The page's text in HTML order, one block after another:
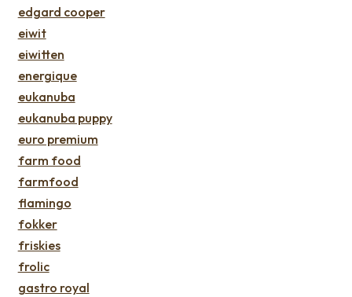
edgard cooper
eiwit
eiwitten
energique
eukanuba
eukanuba puppy
euro premium
farm food
farmfood
flamingo
fokker
friskies
frolic
gastro royal